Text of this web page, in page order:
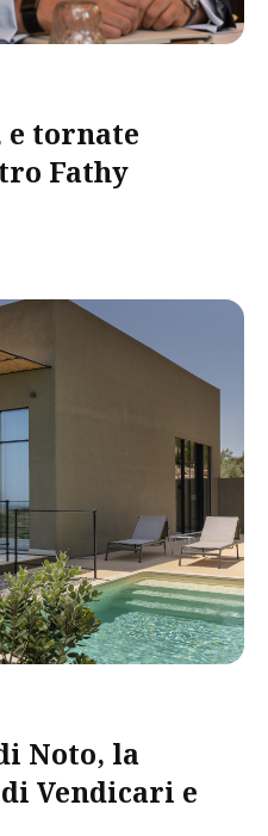
e tornate
Fathy
Noto, la
Vendicari e